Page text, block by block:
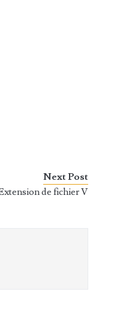
Next Post
de fichier V